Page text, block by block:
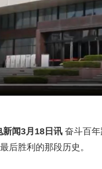
新闻3月18日讯奋斗百年
后胜利的那段历史。